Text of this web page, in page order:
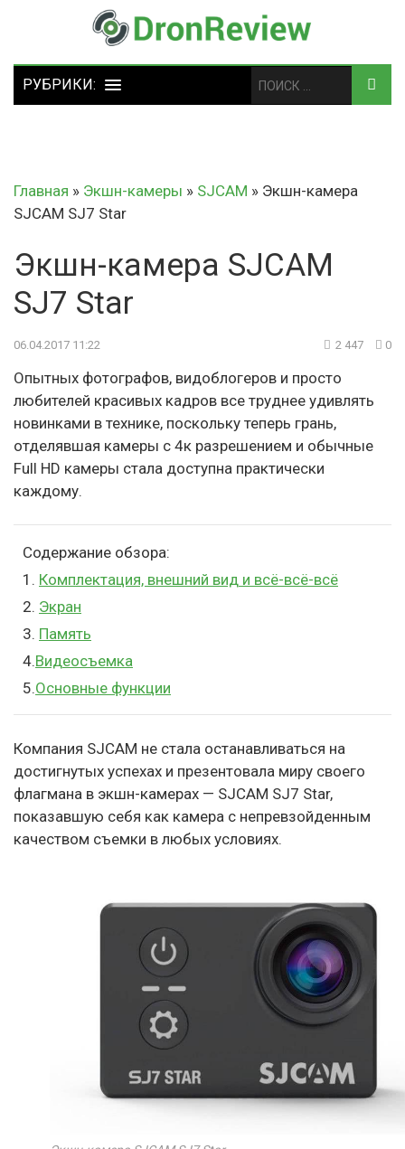
Главная » Экшн-камеры » SJCAM » Экшн-камера
SJCAM SJ7 Star
Экшн-камера SJCAM
SJ7 Star
06.04.2017 11:22 2 447 0
Опытных фотографов, видоблогеров и просто
любителей красивых кадров все труднее удивлять
новинками в технике, поскольку теперь грань,
отделявшая камеры с 4к разрешением и обычные
Full HD камеры стала доступна практически
каждому.
Содержание обзора:
1. Комплектация, внешний вид и всё-всё-всё
2. Экран
3. Память
4.Видеосъемка
5.Основные функции
Компания SJCAM не стала останавливаться на
достигнутых успехах и презентовала миру своего
флагмана в экшн-камерах — SJCAM SJ7 Star,
показавшую себя как камера с непревзойденным
качеством съемки в любых условиях.